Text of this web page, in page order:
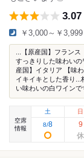
3.07
￥3,000～￥3,999
...【原産国】フラン
すっきりした味わい
産国】イタリア 【味
イキイキとした香り...
い味わいの白ワインで
空席
情報
土
8/8
日
9